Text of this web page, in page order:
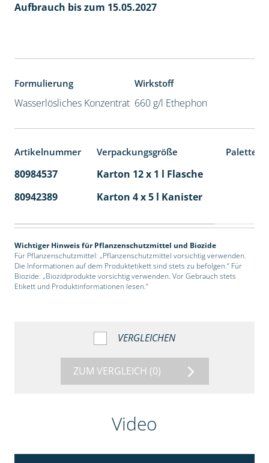
Aufbrauch bis zum 15.05.2027
Formulierung
Wasserlösliches Konzentrat
Wirkstoff
660 g/l Ethephon
Artikelnummer Verpackungsgröße
80984537 Karton 12 x 1 l Flasche
80942389
Karton 4 x 5 l Kanister
Wichtiger Hinweis für Pflanzenschutzmittel und Biozide
Für Pflanzenschutzmittel: „Pflanzenschutzmittel vorsichtig verwenden.
Die Informationen auf dem Produktetikett sind stets zu befolgen.“ Für
Biozide: „Biozidprodukte vorsichtig verwenden. Vor Gebrauch stets
Etikett und Produktinformationen lesen.“
VERGLEICHEN
ZUM VERGLEICH (0)
Video